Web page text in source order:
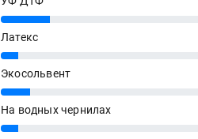
20%
Латекс
7%
Экосольвент
12%
На водных чернилах
7%